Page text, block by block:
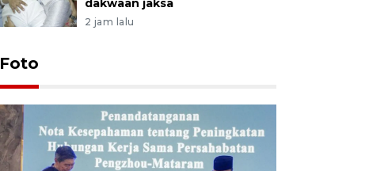
dakwaan jaksa
2 jam lalu
Foto